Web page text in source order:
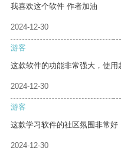
我喜欢这个软件 作者加油
2024-12-30
游客
这款软件的功能非常强大，使用
2024-12-30
游客
这款学习软件的社区氛围非常好
2024-12-30